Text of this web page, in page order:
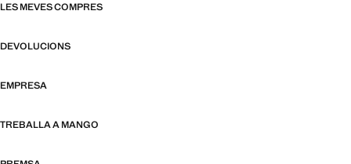
LES MEVES COMPRES
DEVOLUCIONS
EMPRESA
TREBALLA A MANGO